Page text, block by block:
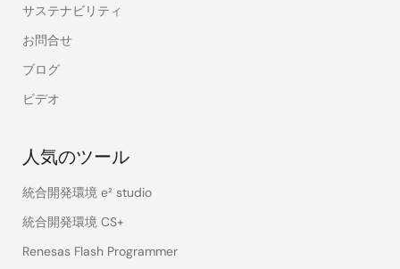
サステナビリティ
お問合せ
ブログ
ビデオ
人気のツール
統合開発環境 e² studio
統合開発環境 CS+
Renesas Flash Programmer